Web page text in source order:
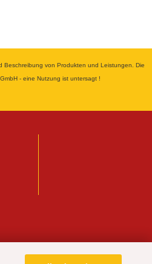
Beschreibung von Produkten und Leistungen. Die
- eine Nutzung ist untersagt !